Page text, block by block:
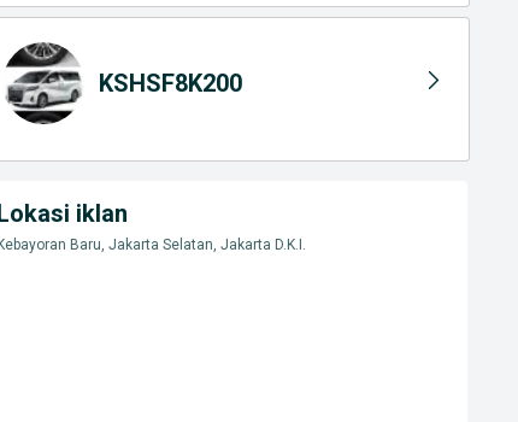
KSHSF8K200
iklan
Kebayoran Baru, Jakarta Selatan, Jakarta D.K.I.